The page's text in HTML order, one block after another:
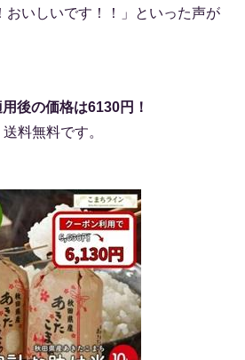
おいしいです！！」といった声が
後の価格は6130円！
料無料です。